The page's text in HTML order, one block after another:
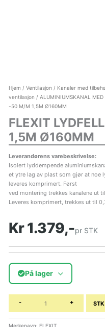
Hjem / Ventilasjon / Kanaler med
ventilasjon / ALUMINIUMSKANAL MED
-50 M/M 1,5M Ø160MM
FLEXIT
1,5M Ø160MM
Leverandørens varebeskrivelse:
Isolert lyddempende
et ytre lag av plast som gjør at noe
leveres komprimert. Først
ved montering trekkes kanalene ut
Leveres komprimert, trekkes ut til
Kr 1.379,-pr STK
På lager
- + STK
Merkenavn: FLEXIT